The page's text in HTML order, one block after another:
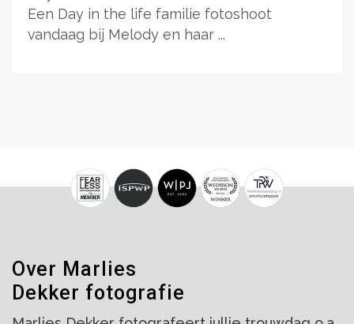
Een Day in the life familie fotoshoot
vandaag bij Melody en haar ...
Over Marlies
Dekker fotografie